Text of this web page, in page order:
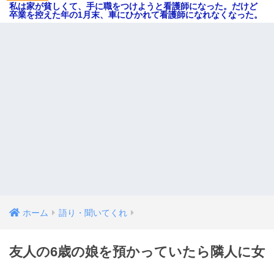
私は家が貧しくて、手に職をつけようと看護師になった。だけど
卒業を控えた年の1月末、車にひかれて看護師になれなくなった。
ホーム 語り・聞いてくれ
友人の6歳の娘を預かっていたら隣人に女